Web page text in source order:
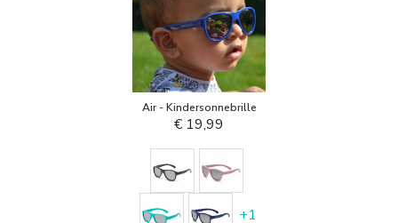
Air - Kindersonnebrille
€ 19,99
+1